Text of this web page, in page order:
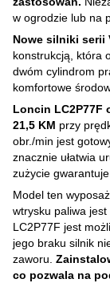
w ogrodzie lub na
Nowe silniki serii
konstrukcją, która
dwóm cylindrom
komfortowe
Loncin LC2P77F
21,5 KM przy
obr./min jest
znacznie ułatwia
zużycie gwarantuje
Model ten
wtrysku paliwa
LC2P77F jest
jego braku silnik
zaworu.
co pozwala na